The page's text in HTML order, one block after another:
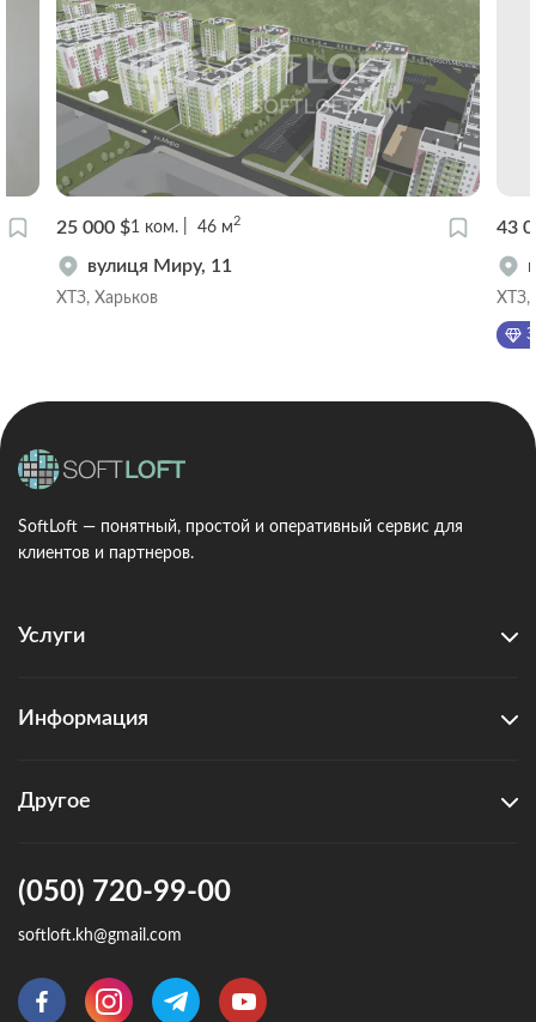
25 000 $1 ком. 46 м2
вулиця Миру, 11
ХТЗ, Харьков
43
ХТЗ,
SoftLoft — понятный, простой и оперативный сервис для
клиентов и партнеров.
Услуги
Информация
Другое
(050) 720-99-00
softloft.kh@gmail.com